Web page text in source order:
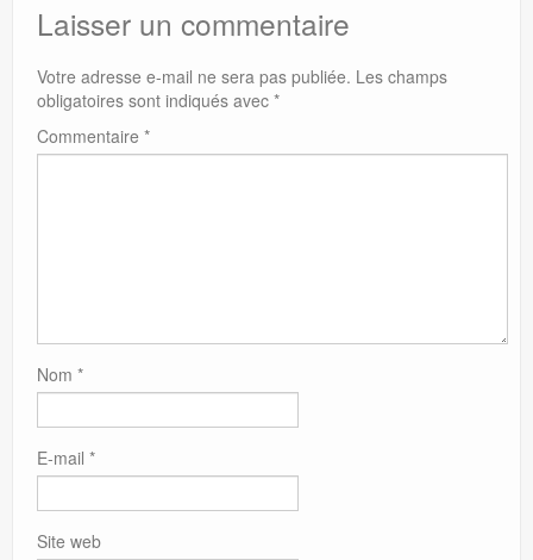
Laisser un commentaire
Votre adresse e-mail ne sera pas publiée. Les champs
obligatoires sont indiqués avec *
Commentaire *
Nom *
E-mail *
Site web